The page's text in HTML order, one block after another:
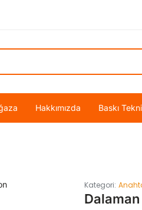
Hakkımızda Baskı
Kategori: